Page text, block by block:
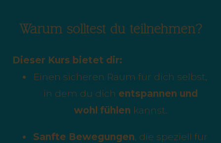
Warum solltest du teilnehmen?
Dieser Kurs bietet dir:
Einen sicheren Raum für dich selbst,
in dem du dich entspannen und
wohl fühlen kannst.
Sanfte Bewegungen, die speziell für